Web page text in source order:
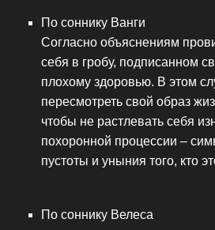
По соннику Ванги
Согласно объяснениям
себя в гробу, подписанном
плохому здоровью. В этом
пересмотреть свой образ
чтобы не растлевать себя
похоронной процессии –
пустоты и уныния того, кто
По соннику Велеса